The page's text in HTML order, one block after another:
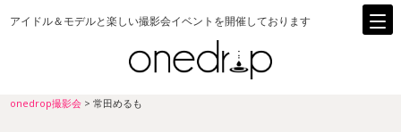
アイドル＆モデルと楽しい撮影会イベントを開催しております
onedrop撮影会 >常田めるも